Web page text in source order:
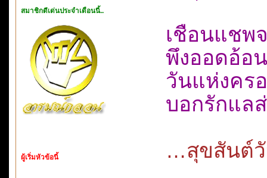
สมาชิกดีเด่นประจำเดือนนี้..
ผู้เริ่มหัวข้อนี้
เชือนแชพ
พึงออดอ้อ
วันแห่งคร
บอกรักแ
…สุขสันต์